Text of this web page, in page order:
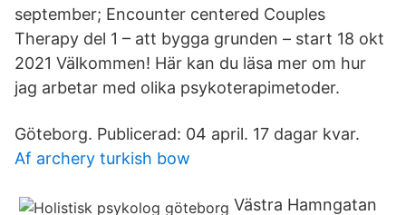
september; Encounter centered Couples
Therapy del 1 – att bygga grunden – start 18 okt
2021 Välkommen! Här kan du läsa mer om hur
jag arbetar med olika psykoterapimetoder.
Göteborg. Publicerad: 04 april. 17 dagar kvar.
Af archery turkish bow
Västra Hamngatan